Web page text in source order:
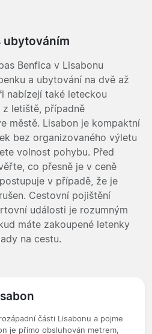
ubytováním
Benfica v Lisabonu
a ubytování na dvě až
nabízejí také leteckou
letiště, případně
městě. Lisabon je kompaktní
bez organizovaného výletu
volnost pohybu. Před
co přesně je v ceně
v případě, že je
Cestovní pojištění
události je rozumným
máte zakoupené letenky
na cestu.
části Lisabonu a pojme
je přímo obsluhován metrem,